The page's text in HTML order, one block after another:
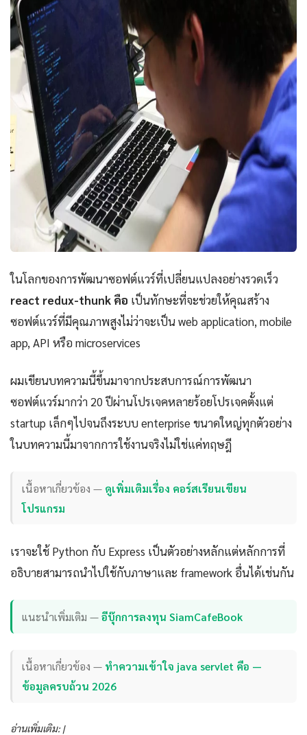
ในโลกของการพัฒนาซอฟต์แวร์ที่เปลี่ยนแปลงอย่างรวดเร็ว
react redux-thunk คือ เป็นทักษะที่จะช่วยให้คุณสร้าง
ซอฟต์แวร์ที่มีคุณภาพสูงไม่ว่าจะเป็น web application, mobile
app, API หรือ microservices
ผมเขียนบทความนี้ขึ้นมาจากประสบการณ์การพัฒนา
ซอฟต์แวร์มากว่า 20 ปีผ่านโปรเจคหลายร้อยโปรเจคตั้งแต่
startup เล็กๆไปจนถึงระบบ enterprise ขนาดใหญ่ทุกตัวอย่าง
ในบทความนี้มาจากการใช้งานจริงไม่ใช่แค่ทฤษฎี
เนื้อหาเกี่ยวข้อง — ดูเพิ่มเติมเรื่อง คอร์สเรียนเขียน
โปรแกรม
เราจะใช้ Python กับ Express เป็นตัวอย่างหลักแต่หลักการที่
อธิบายสามารถนำไปใช้กับภาษาและ framework อื่นได้เช่นกัน
แนะนำเพิ่มเติม —อีบุ๊กการลงทุน SiamCafeBook
เนื้อหาเกี่ยวข้อง — ทำความเข้าใจ java servlet คือ —
ข้อมูลครบถ้วน 2026
อ่านเพิ่มเติม: |